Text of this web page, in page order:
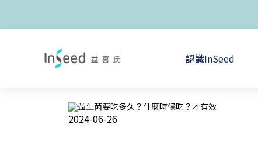
認識InSeed
2024-06-26